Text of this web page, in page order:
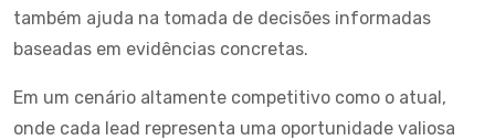
também ajuda na tomada de decisões informadas
baseadas em evidências concretas.
Em um cenário altamente competitivo como o atual,
onde cada lead representa uma oportunidade valiosa